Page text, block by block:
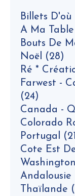
Billets D'où
A Ma Table
Bouts De
Noël (28)
Ré *
Farwest -
(24)
Canada -
Colorado
Portugal
Cote Est
Andalousie
Thaïlande